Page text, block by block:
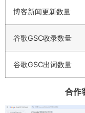
博客新闻更新数量
谷歌GSC收录数量
谷歌GSC出词数量
合作